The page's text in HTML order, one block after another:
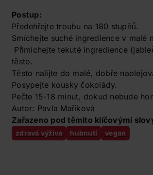
Postup:
Předehřejte troubu na 180 stupňů.
Smíchejte suché ingredience v
Přimíchejte tekuté ingredience
těsto.
Těsto nalijte do malé, dobře
Posypejte kousky čokolády.
Pečte 15-18 minut, dokud nebude
Autor: Pavla Maříková
Zařazeno pod těmito klíčovými
zdravá výživa hubnutí vegan